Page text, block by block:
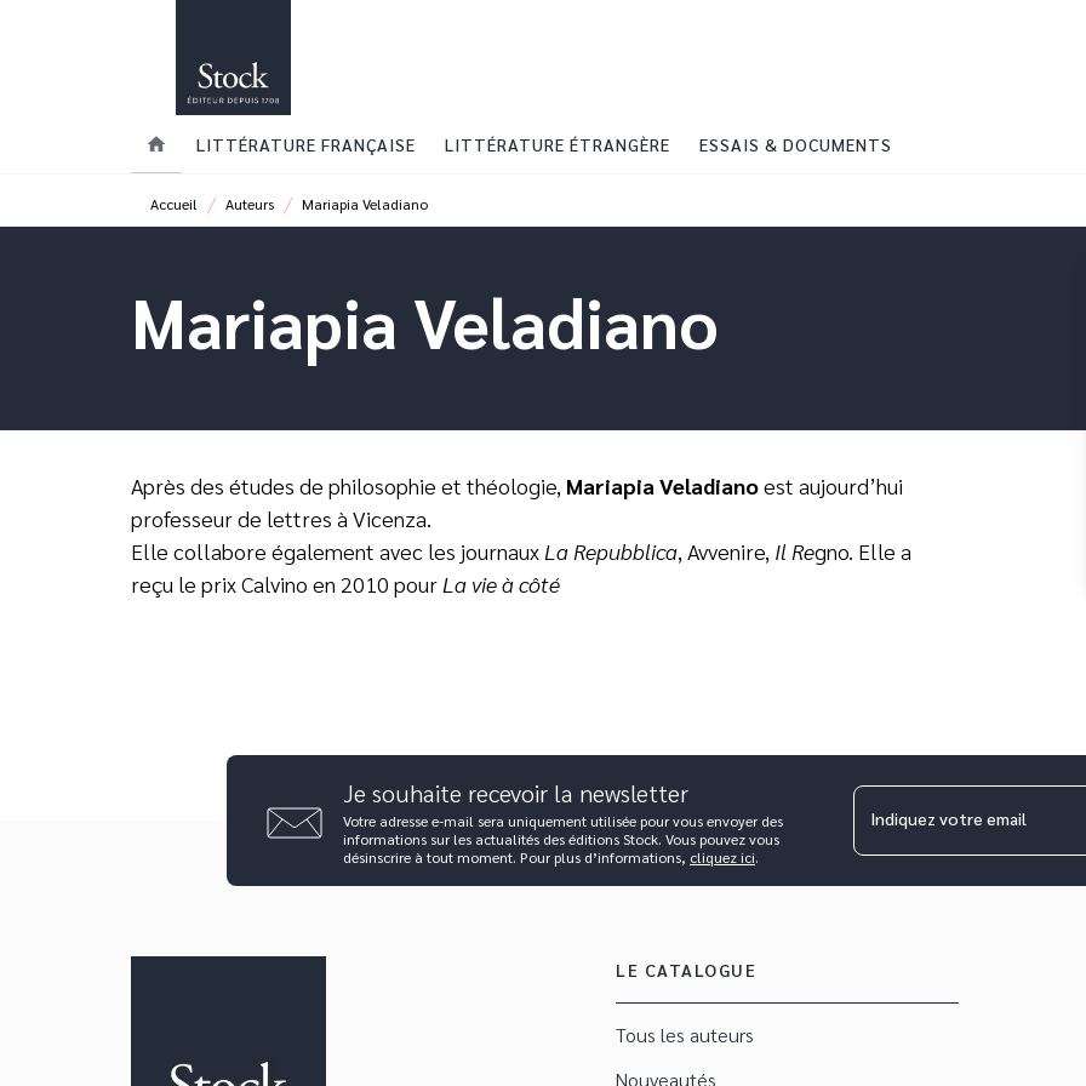
home LITTÉRATURE FRANÇAISE LITTÉRATURE ÉTRANGÈRE ESSAIS & DOCUMENTS
Accueil / Auteurs / Mariapia Veladiano
Mariapia Veladiano
Après des études de philosophie et théologie, Mariapia Veladianoest aujourd’hui
professeur de lettres à Vicenza.
Elle collabore également avec les journaux La Repubblica, Avvenire, Il Regno. Elle a
reçu le prix Calvino en 2010 pour La vie à côté
Je souhaite recevoir la newsletter
Votre adresse e-mail sera uniquement utilisée pour vous envoyer des
informations sur les actualités des éditions Stock. Vous pouvez vous
désinscrire à tout moment. Pour plus d’informations, cliquez ici.
Indiquez votre email
LE CATALOGUE
Tous les auteurs
Nouveautés